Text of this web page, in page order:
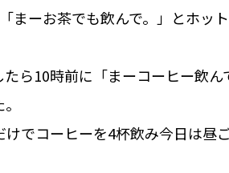
まーお茶でも飲んで。」とホッ
ら10時前に「まーコーヒー飲
でコーヒーを4杯飲み今日は昼